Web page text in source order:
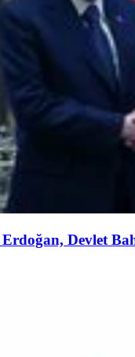
Devlet